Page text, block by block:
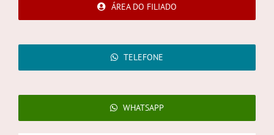
ÁREA DO FILIADO
TELEFONE
WHATSAPP